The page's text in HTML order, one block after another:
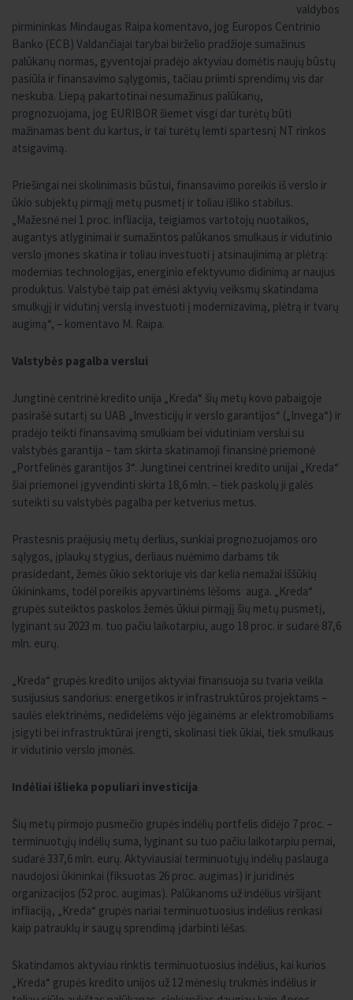
valdybos
pirmininkas Mindaugas Raipa komentavo, jog Europos Centrinio
Banko (ECB) Valdančiajai tarybai birželio pradžioje sumažinus
palūkanų normas, gyventojai pradėjo aktyviau domėtis naujų būstų
pasiūla ir finansavimo sąlygomis, tačiau priimti sprendimų vis dar
neskuba. Liepą pakartotinai nesumažinus palūkanų,
prognozuojama, jog EURIBOR šiemet visgi dar turėtų būti
mažinamas bent du kartus, ir tai turėtų lemti spartesnį NT rinkos
atsigavimą.
Priešingai nei skolinimasis būstui, finansavimo poreikis iš verslo ir
ūkio subjektų pirmąjį metų pusmetį ir toliau išliko stabilus.
„Mažesnė nei 1 proc. infliacija, teigiamos vartotojų nuotaikos,
augantys atlyginimai ir sumažintos palūkanos smulkaus ir vidutinio
verslo įmones skatina ir toliau investuoti į atsinaujinimą ar plėtrą:
modernias technologijas, energinio efektyvumo didinimą ar naujus
produktus. Valstybė taip pat ėmėsi aktyvių veiksmų skatindama
smulkųjį ir vidutinį verslą investuoti į modernizavimą, plėtrą ir tvarų
augimą“, – komentavo M. Raipa.
Valstybės pagalba verslui
Jungtinė centrinė kredito unija „Kreda“ šių metų kovo pabaigoje
pasirašė sutartį su UAB „Investicijų ir verslo garantijos“ („Invega“) ir
pradėjo teikti finansavimą smulkiam bei vidutiniam verslui su
valstybės garantija – tam skirta skatinamoji finansinė priemonė
„Portfelinės garantijos 3“. Jungtinei centrinei kredito unijai „Kreda“
šiai priemonei įgyvendinti skirta 18,6 mln. – tiek paskolų ji galės
suteikti su valstybės pagalba per ketverius metus.
Prastesnis praėjusių metų derlius, sunkiai prognozuojamos oro
sąlygos, įplaukų stygius, derliaus nuėmimo darbams tik
prasidedant, žemės ūkio sektoriuje vis dar kelia nemažai iššūkių
ūkininkams, todėl poreikis apyvartinėms lėšoms auga. „Kreda“
grupės suteiktos paskolos žemės ūkiui pirmąjį šių metų pusmetį,
lyginant su 2023 m. tuo pačiu laikotarpiu, augo 18 proc. ir sudarė 87,6
mln. eurų.
„Kreda“ grupės kredito unijos aktyviai finansuoja su tvaria veikla
susijusius sandorius: energetikos ir infrastruktūros projektams –
saulės elektrinėms, nedidelėms vėjo jėgainėms ar elektromobiliams
įsigyti bei infrastruktūrai įrengti, skolinasi tiek ūkiai, tiek smulkaus
ir vidutinio verslo įmonės.
Indėliai išlieka populiari investicija
Šių metų pirmojo pusmečio grupės indėlių portfelis didėjo 7 proc. –
terminuotųjų indėlių suma, lyginant su tuo pačiu laikotarpiu pernai,
sudarė 337,6 mln. eurų. Aktyviausiai terminuotųjų indėlių paslauga
naudojosi ūkininkai (fiksuotas 26 proc. augimas) ir juridinės
organizacijos (52 proc. augimas). Palūkanoms už indėlius viršijant
infliaciją, „Kreda“ grupės nariai terminuotuosius indėlius renkasi
kaip patrauklų ir saugų sprendimą įdarbinti lėšas.
Skatindamos aktyviau rinktis terminuotuosius indėlius, kai kurios
„Kreda“ grupės kredito unijos už 12 mėnesių trukmės indėlius ir